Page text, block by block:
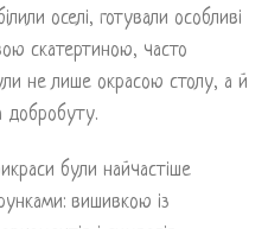
оселі, готували особливі
скатертиною, часто
не лише окрасою столу, а й
добробуту.
були найчастіше
вишивкою із